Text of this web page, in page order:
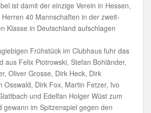
ist damit der einzige Verein in Hessen,
40 Mannschaften in der zweit-
Klasse in Deutschland aufschlagen
Frühstück im Clubhaus fuhr das
aus Felix Piotrowski, Stefan Bohländer,
Oliver Grosse, Dirk Heck, Dirk
Osswald, Dirk Fox, Martin Fetzer, Ivo
und Edelfan Holger Wüst zum
gewann im Spitzenspiel gegen den